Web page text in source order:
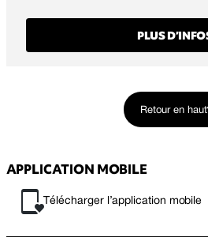
PLUS
Retour en haut
APPLICATION MOBILE
Télécharger l’application mobile